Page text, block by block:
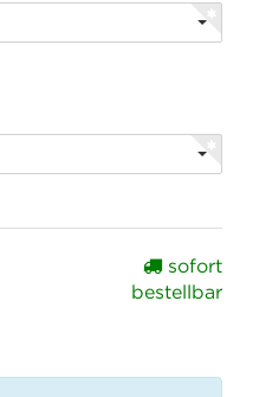
sofort
bestellbar